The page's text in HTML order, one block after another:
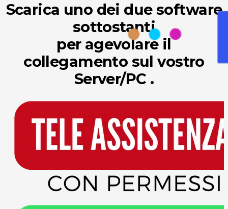
Scarica uno dei due software
sottostanti
per agevolare il
collegamento sul vostro
Server/PC .